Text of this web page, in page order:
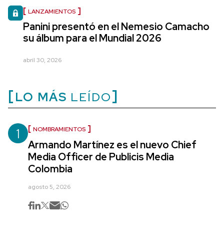
LANZAMIENTOS
Panini presentó en el Nemesio Camacho
su álbum para el Mundial 2026
abril 30, 2026
LO MÁS LEÍDO
1 NOMBRAMIENTOS
Armando Martínez es el nuevo Chief
Media Officer de Publicis Media
Colombia
agosto 5, 2026